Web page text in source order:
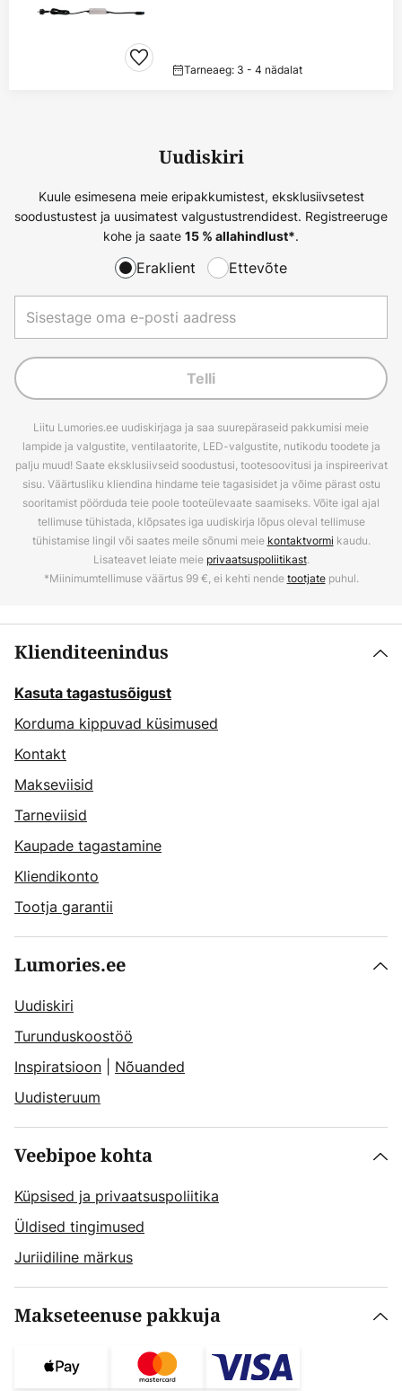
Tarneaeg: 3 - 4 nädalat
Uudiskiri
Kuule esimesena meie eripakkumistest, eksklusiivsetest
soodustustest ja uusimatest valgustustrendidest. Registreeruge
kohe ja saate 15 % allahindlust*.
Eraklient Ettevõte
Telli
Liitu Lumories.ee uudiskirjaga ja saa suurepäraseid pakkumisi meie
lampide ja valgustite, ventilaatorite, LED-valgustite, nutikodu toodete ja
palju muud! Saate eksklusiivseid soodustusi, tootesoovitusi ja inspireerivat
sisu. Väärtusliku kliendina hindame teie tagasisidet ja võime pärast ostu
sooritamist pöörduda teie poole tooteülevaate saamiseks. Võite igal ajal
tellimuse tühistada, klõpsates iga uudiskirja lõpus oleval tellimuse
tühistamise lingil või saates meile sõnumi meie kontaktvormi kaudu.
Lisateavet leiate meie privaatsuspoliitikast.
*Miinimumtellimuse väärtus 99 €, ei kehti nendetootjatepuhul.
Klienditeenindus
Kasuta tagastusõigust
Korduma kippuvad küsimused
Kontakt
Makseviisid
Tarneviisid
Kaupade tagastamine
Kliendikonto
Tootja garantii
Lumories.ee
Uudiskiri
Turunduskoostöö
Inspiratsioon
Nõuanded
Uudisteruum
Veebipoe kohta
Küpsised ja privaatsuspoliitika
Üldised tingimused
Juriidiline märkus
Makseteenuse pakkuja